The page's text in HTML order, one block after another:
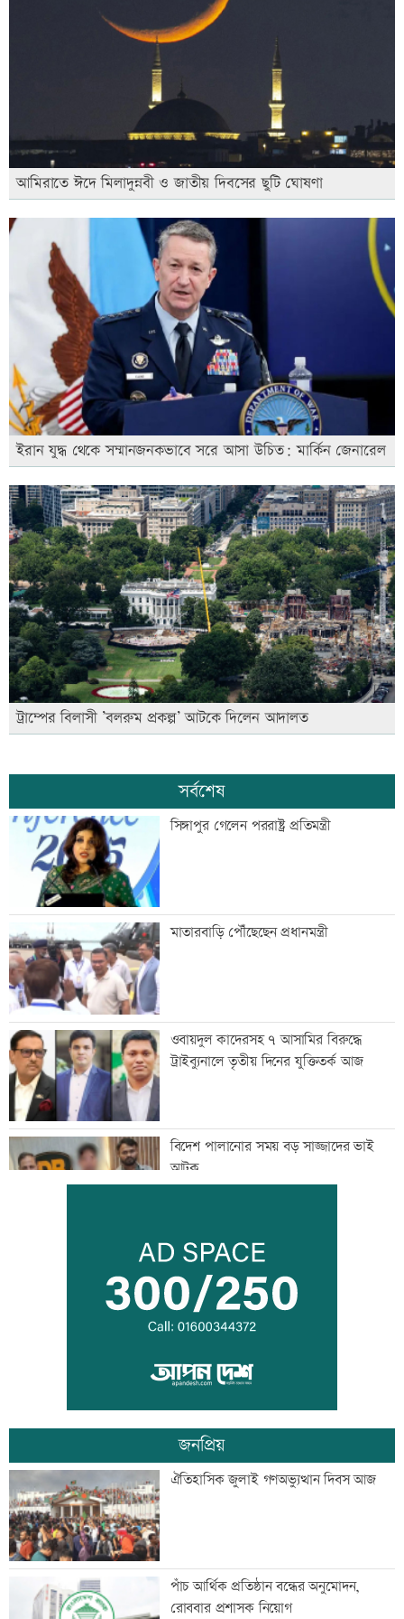
আমিরাতে ঈদে মিলাদুন্নবী ও জাতীয় দিবসের ছুটি ঘোষণা
ইরান যুদ্ধ থেকে সম্মানজনকভাবে সরে আসা উচিত: মার্কিন জেনারেল
ট্রাম্পের বিলাসী ’বলরুম প্রকল্প’ আটকে দিলেন আদালত
সর্বশেষ
সিঙ্গাপুর গেলেন পররাষ্ট্র প্রতিমন্ত্রী
মাতারবাড়ি পৌঁছেছেন প্রধানমন্ত্রী
ওবায়দুল কাদেরসহ ৭ আসামির বিরুদ্ধে
ট্রাইব্যুনালে তৃতীয় দিনের যুক্তিতর্ক আজ
বিদেশ পালানোর সময় বড় সাজ্জাদের ভাই
আটক
বাবাকে শেষ বিদায় জানাতে রোজারিওতে
মেসি
বৃষ্টি নিয়ে নতুন বার্তা আবহাওয়া অফিসের
আজ আন্তর্জাতিক আদিবাসী দিবস
কক্সবাজারের পথে প্রধানমন্ত্রী
জনপ্রিয়
ঐতিহাসিক জুলাই গণঅভ্যুত্থান দিবস আজ
পাঁচ আর্থিক প্রতিষ্ঠান বন্ধের অনুমোদন,
রোববার প্রশাসক নিয়োগ